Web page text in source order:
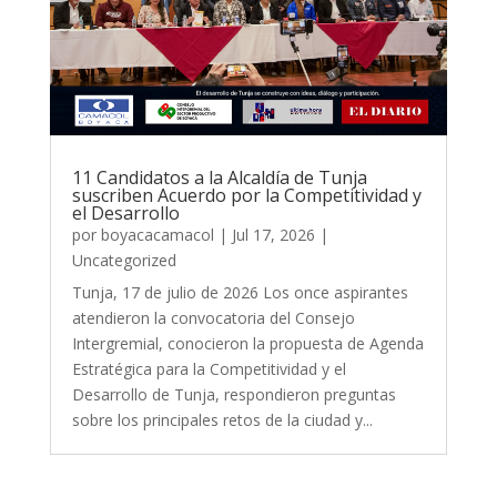
11 Candidatos a la Alcaldía de Tunja
suscriben Acuerdo por la Competitividad y
el Desarrollo
por boyacacamacol | Jul 17, 2026 |
Uncategorized
Tunja, 17 de julio de 2026 Los once aspirantes
atendieron la convocatoria del Consejo
Intergremial, conocieron la propuesta de Agenda
Estratégica para la Competitividad y el
Desarrollo de Tunja, respondieron preguntas
sobre los principales retos de la ciudad y...